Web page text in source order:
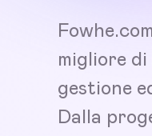
migliore di
gestione
Dalla